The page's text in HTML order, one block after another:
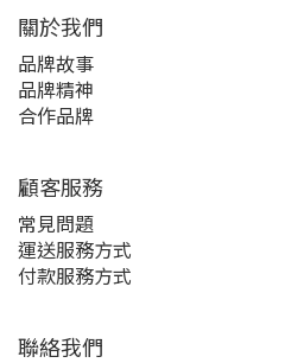
關於我們
品牌故事
品牌精神
合作品牌
顧客服務
常見問題
運送服務方式
付款服務方式
聯絡我們